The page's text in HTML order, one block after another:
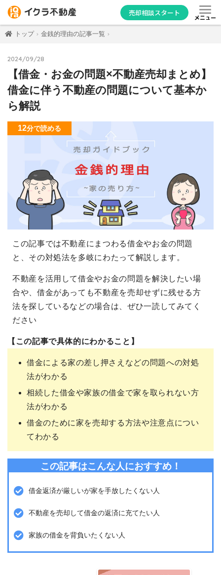
売却相談スタート
メニュー
トップ 金銭的理由の記事一覧
2024/09/28
【借金・お金の問題×不動産売却まとめ】
借金に伴う不動産の問題について基本か
ら解説
12分で読める
この記事では不動産にまつわる借金やお金の問題
と、その対処法を多岐にわたって解説します。
不動産を活用して借金やお金の問題を解決したい場
合や、借金があっても不動産を売却せずに残せる方
法を探しているなどの場合は、ぜひ一読してみてく
ださい
【この記事で具体的にわかること】
借金による家の差し押さえなどの問題への対処
法がわかる
相続した借金や家族の借金で家を取られない方
法がわかる
借金のために家を売却する方法や注意点につい
てわかる
この記事はこんな人におすすめ！
借金返済が厳しいが家を手放したくない人
不動産を売却して借金の返済に充てたい人
家族の借金を背負いたくない人